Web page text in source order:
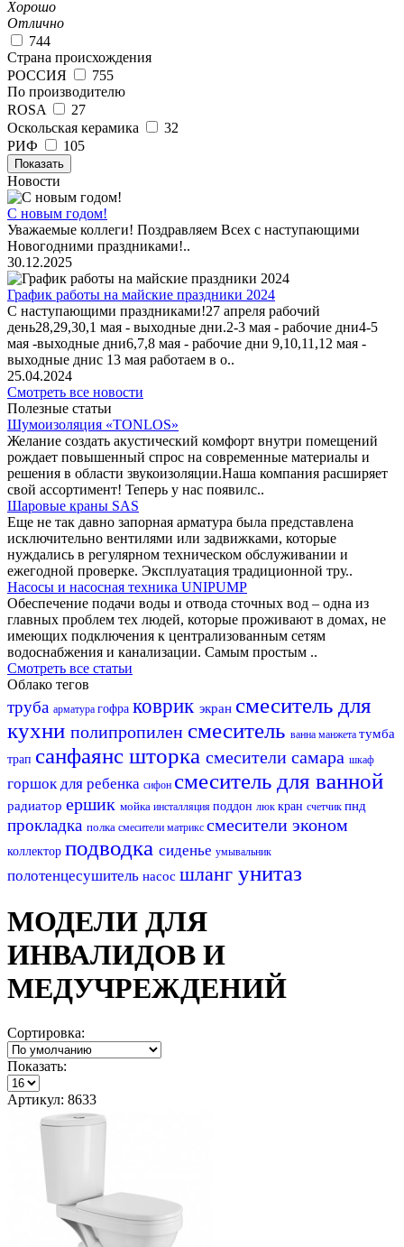
Хорошо
Отлично
744
Страна происхождения
РОССИЯ
755
По производителю
ROSA
27
Оскольская керамика
32
РИФ
105
Показать
Новости
С новым годом!
Уважаемые коллеги! Поздравляем Всех с наступающими
Новогодними праздниками!..
30.12.2025
График работы на майские праздники 2024
С наступающими праздниками!27 апреля рабочий
день28,29,30,1 мая - выходные дни.2-3 мая - рабочие дни4-5
мая -выходные дни6,7,8 мая - рабочие дни 9,10,11,12 мая -
выходные днис 13 мая работаем в о..
25.04.2024
Смотреть все новости
Полезные статьи
Шумоизоляция «TONLOS»
Желание создать акустический комфорт внутри помещений
рождает повышенный спрос на современные материалы и
решения в области звукоизоляции.Наша компания расширяет
свой ассортимент! Теперь у нас появилс..
Шаровые краны SAS
Еще не так давно запорная арматура была представлена
исключительно вентилями или задвижками, которые
нуждались в регулярном техническом обслуживании и
ежегодной проверке. Эксплуатация традиционной тру..
Насосы и насосная техника UNIPUMP
Обеспечение подачи воды и отвода сточных вод – одна из
главных проблем тех людей, которые проживают в домах, не
имеющих подключения к централизованным сетям
водоснабжения и канализации. Самым простым ..
Смотреть все статьи
Облако тегов
труба арматура гофра коврик экран смеситель для
кухни полипропилен смеситель ванна манжета тумба
трап санфаянс шторка смесители самара шкаф
горшок для ребенка сифон смеситель для ванной
радиатор ершик мойка инсталляция поддон люк кран счетчик пнд
прокладка полка смесители матрикс смесители эконом
коллектор подводка сиденье умывальник
полотенцесушитель насос шланг унитаз
МОДЕЛИ ДЛЯ
ИНВАЛИДОВ И
МЕДУЧРЕЖДЕНИЙ
Сортировка:
Показать:
Артикул: 8633